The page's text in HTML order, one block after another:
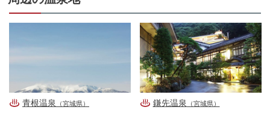
青根温泉 （宮城県） 鎌先温泉 （宮城県）